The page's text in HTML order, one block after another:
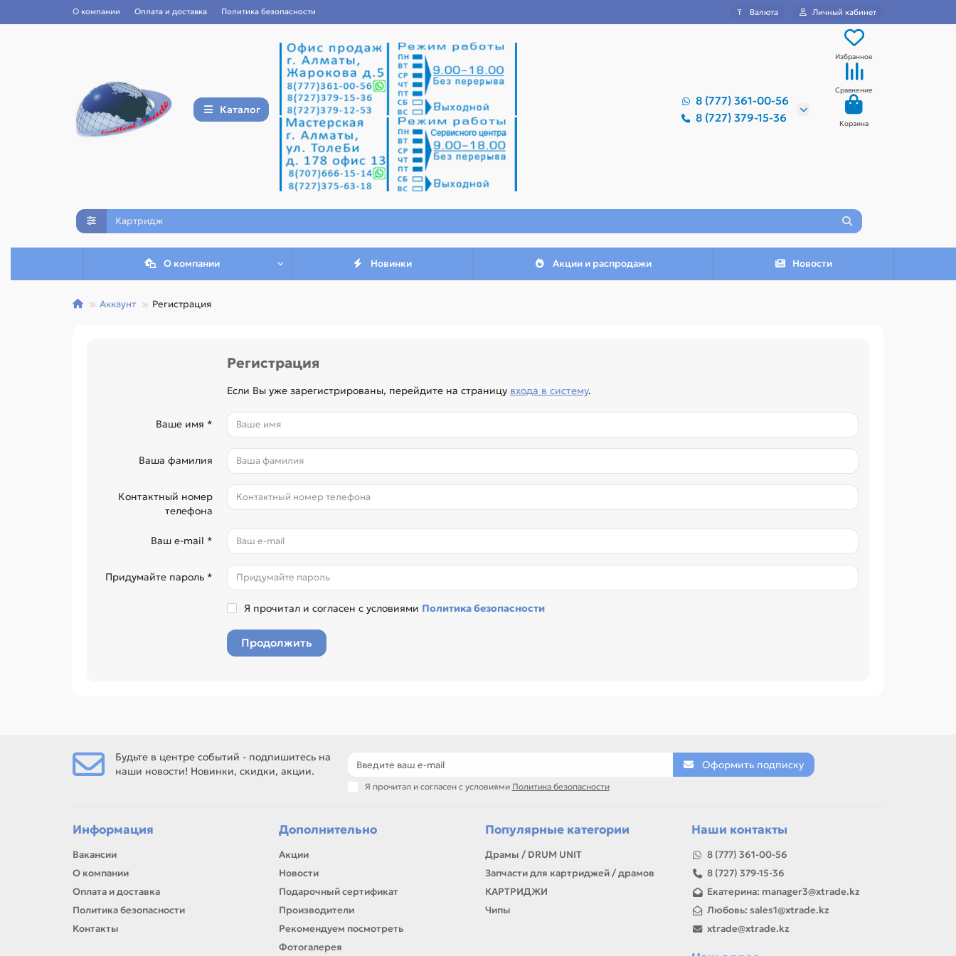
О компании Оплата и доставка Политика безопасности ₸ Валюта Личный кабинет
Каталог
8 (777) 361-00-56
8 (727) 379-15-36
Избранное
Сравнение
Корзина
О компании Новинки Акции и распродажи Новости
Аккаунт Регистрация
Регистрация
Если Вы уже зарегистрированы, перейдите на страницу входа в систему.
Ваше имя *
Ваша фамилия
Контактный номер
телефона
Ваш e-mail *
Придумайте пароль *
Я прочитал и согласен с условиями Политика безопасности
Продолжить
Будьте в центре событий - подпишитесь на
наши новости! Новинки, скидки, акции.
Оформить подписку
Я прочитал и согласен с условиями Политика безопасности
Информация
Вакансии
О компании
Оплата и доставка
Политика безопасности
Контакты
Дополнительно
Акции
Новости
Подарочный сертификат
Производители
Рекомендуем посмотреть
Фотогалерея
Популярные категории
Драмы / DRUM UNIT
Запчасти для картриджей / драмов
КАРТРИДЖИ
Чипы
Наши контакты
8 (777) 361-00-56
8 (727) 379-15-36
Екатерина: manager3@xtrade.kz
Любовь: sales1@xtrade.kz
xtrade@xtrade.kz